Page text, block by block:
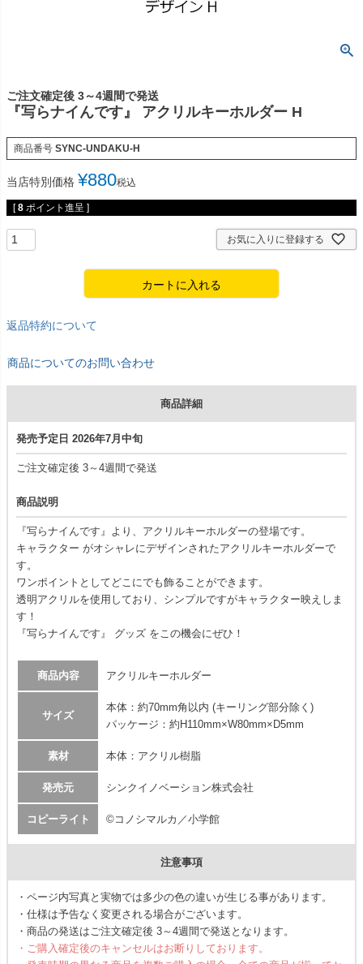
ご注文確定後 3～4週間で発送
『写らナイんです』 アクリルキーホルダー H
商品番号 SYNC-UNDAKU-H
当店特別価格 ¥880税込
[ 8 ポイント進呈 ]
お気に入りに登録する
カートに入れる
返品特約について
商品についてのお問い合わせ
商品詳細
発売予定日 2026年7月中旬
ご注文確定後 3～4週間で発送
商品説明
『写らナイんです』より、アクリルキーホルダーの登場です。
キャラクター がオシャレにデザインされたアクリルキーホルダーで
す。
ワンポイントとしてどこにでも飾ることができます。
透明アクリルを使用しており、シンプルですがキャラクター映えしま
す！
『写らナイんです』 グッズ をこの機会にぜひ！
商品内容 アクリルキーホルダー
サイズ
本体：約70mm角以内 (キーリング部分除く)
パッケージ：約H110mm×W80mm×D5mm
素材 本体：アクリル樹脂
発売元 シンクイノベーション株式会社
コピーライト ©コノシマルカ／小学館
注意事項
・ページ内写真と実物では多少の色の違いが生じる事があります。
・仕様は予告なく変更される場合がございます。
・商品の発送はご注文確定後 3～4週間で発送となります。
・ご購入確定後のキャンセルはお断りしております。